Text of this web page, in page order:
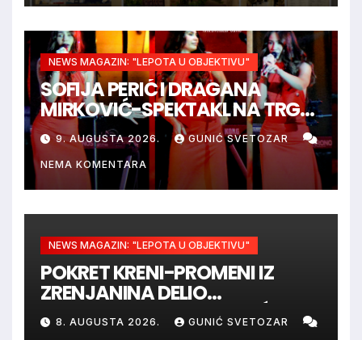
NEWS MAGAZIN: "LEPOTA U OBJEKTIVU"
SOFIJA PERIĆ I DRAGANA
MIRKOVIĆ-SPEKTAKL NA TRGU
SLOBODE
9. AUGUSTA 2026. GUNIĆ SVETOZAR
NEMA KOMENTARA
NEWS MAGAZIN: "LEPOTA U OBJEKTIVU"
POKRET KRENI-PROMENI IZ
ZRENJANINA DELIO
GRAĐANIMA VODU ZA PIĆE
8. AUGUSTA 2026. GUNIĆ SVETOZAR